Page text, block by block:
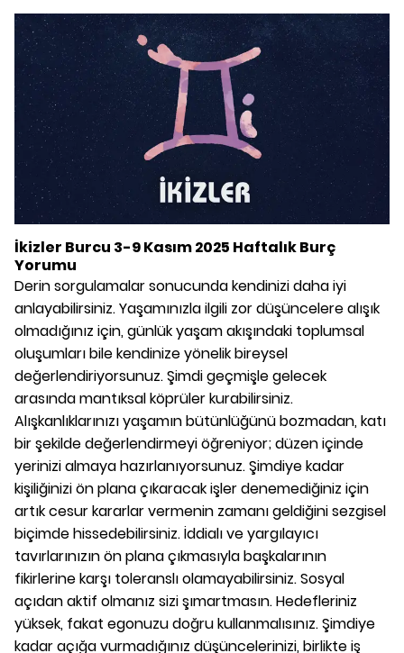
İkizler Burcu 3-9 Kasım 2025 Haftalık Burç
Yorumu
Derin sorgulamalar sonucunda kendinizi daha iyi
anlayabilirsiniz. Yaşamınızla ilgili zor düşüncelere alışık
olmadığınız için, günlük yaşam akışındaki toplumsal
oluşumları bile kendinize yönelik bireysel
değerlendiriyorsunuz. Şimdi geçmişle gelecek
arasında mantıksal köprüler kurabilirsiniz.
Alışkanlıklarınızı yaşamın bütünlüğünü bozmadan, katı
bir şekilde değerlendirmeyi öğreniyor; düzen içinde
yerinizi almaya hazırlanıyorsunuz. Şimdiye kadar
kişiliğinizi ön plana çıkaracak işler denemediğiniz için
artık cesur kararlar vermenin zamanı geldiğini sezgisel
biçimde hissedebilirsiniz. İddialı ve yargılayıcı
tavırlarınızın ön plana çıkmasıyla başkalarının
fikirlerine karşı toleranslı olamayabilirsiniz. Sosyal
açıdan aktif olmanız sizi şımartmasın. Hedefleriniz
yüksek, fakat egonuzu doğru kullanmalısınız. Şimdiye
kadar açığa vurmadığınız düşüncelerinizi, birlikte iş